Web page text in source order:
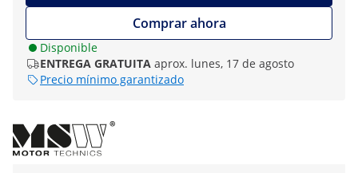
Comprar ahora
Disponible
ENTREGA GRATUITA aprox. lunes, 17 de agosto
Precio mínimo garantizado